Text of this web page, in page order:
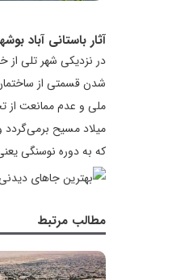
آثار باستانی آباد
در نزدیکی شهر تلی
شدن قسمتی از
میلاد مسیح برمی‌گردد
که به دوره نوسنگی یعنی حدود ۷۰۰۰ سال پیش برمی گردد که به علت صعب العبور بودن مسیر آن
مطالب مرتبط